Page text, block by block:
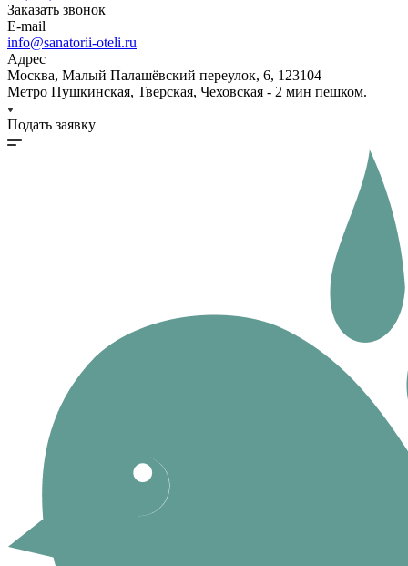
Заказать звонок
E-mail
info@sanatorii-oteli.ru
Адрес
Москва, Малый Палашёвский переулок, 6, 123104
Метро Пушкинская, Тверская, Чеховская - 2 мин пешком.
Подать заявку